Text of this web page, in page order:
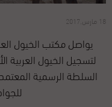
18 مارس,2017
يواصل مكتب الخيول
لتسجيل الخيول
السلطة الرسمية